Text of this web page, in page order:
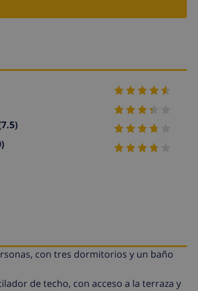
con tres dormitorios y un baño
de techo, con acceso a la terraza y